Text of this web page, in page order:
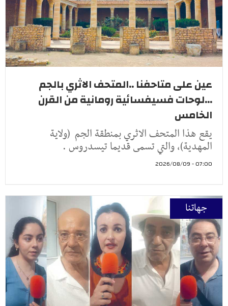
عين على متاحفنا ..المتحف الاثري بالجم
...لوحات فسيفسائية رومانية من القرن
الخامس
يقع هذا المتحف الاثري بمنطقة الجم (ولاية
المهدية)، والتي تسمى قديما تيسدروس .
07:00 - 2026/08/09
جهاتنا